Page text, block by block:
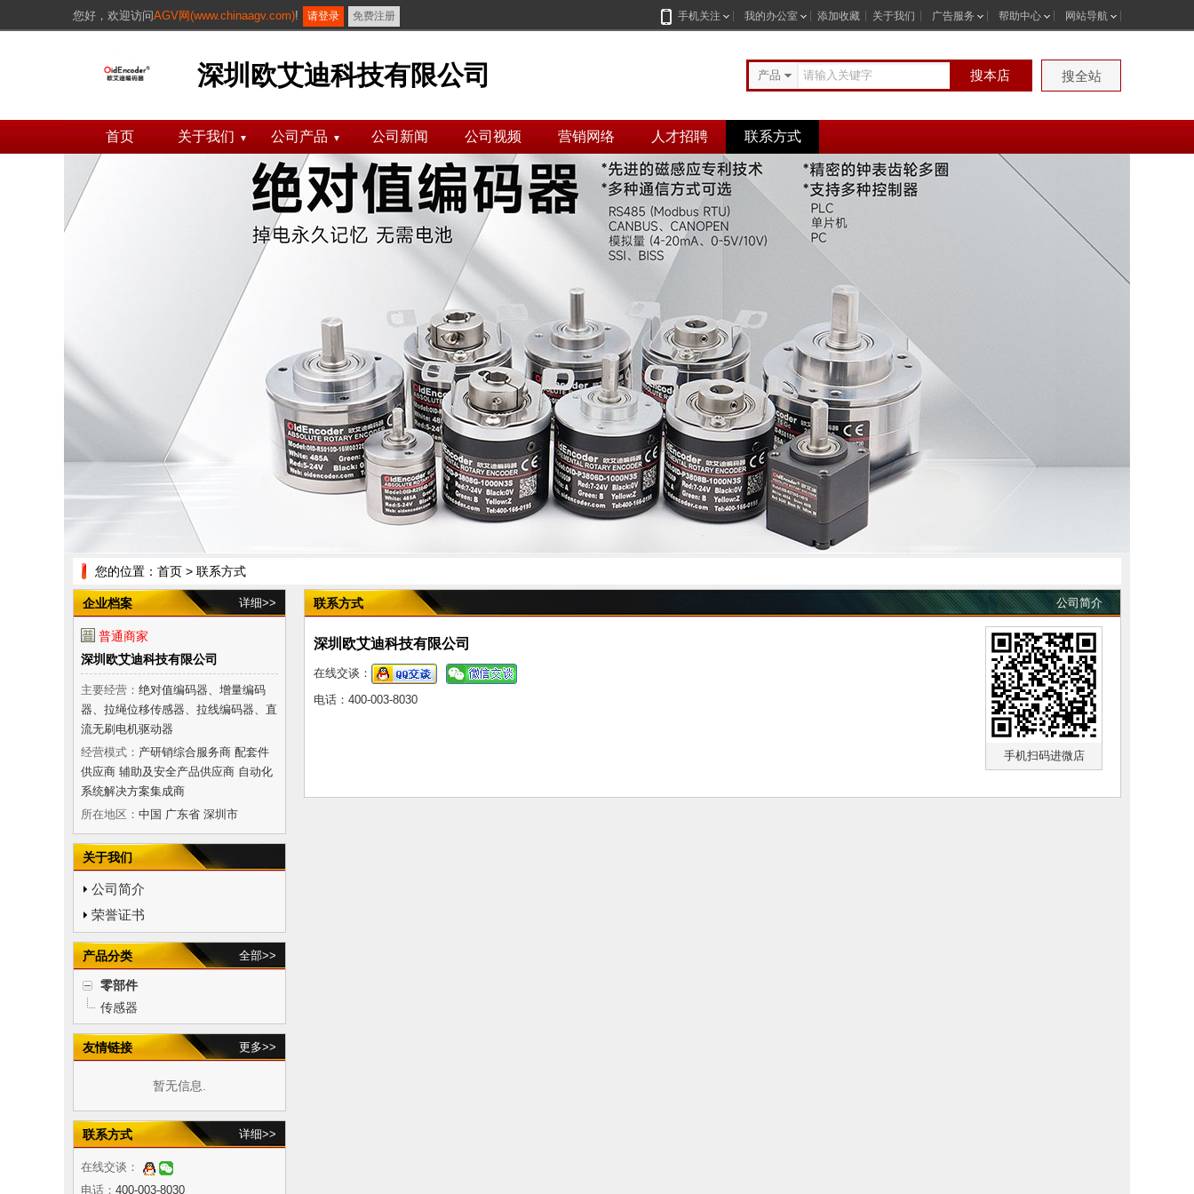
您好， 欢迎访问AGV网(www.chinaagv.com)! 请登录 免费注册 手机关注 我的办公室 添加收藏 关于我们 广告服务 帮助中心 网站导航
深圳欧艾迪科技有限公司 产品 搜本店 搜全站
首页 关于我们 ▼ 公司产品 ▼ 公司新闻 公司视频 营销网络 人才招聘 联系方式
您的位置： 首页 > 联系方式
企业档案 详细>>
普通商家
深圳欧艾迪科技有限公司
主要经营： 绝对值编码器、增量编码
器、拉绳位移传感器、拉线编码器、直
流无刷电机驱动器
经营模式： 产研销综合服务商 配套件
供应商 辅助及安全产品供应商 自动化
系统解决方案集成商
所在地区： 中国 广东省 深圳市
关于我们
公司简介
荣誉证书
产品分类 全部>>
零部件
传感器
友情链接 更多>>
暂无信息.
联系方式 详细>>
在线交谈：
电话： 400-003-8030
联系方式 公司简介
手机扫码进微店
深圳欧艾迪科技有限公司
在线交谈：
电话： 400-003-8030